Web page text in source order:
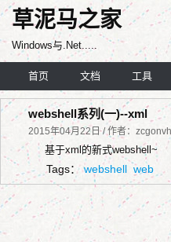
草泥马之家
Windows与.Net.....
首页 文档 工具
webshell系列(一)--xml
2015年04月22日 / 作者：
基于xml的新式webshell~
Tags：webshell web